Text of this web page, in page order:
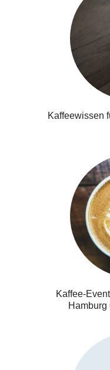
Kaffeewissen
Kaffee-
Hamburg